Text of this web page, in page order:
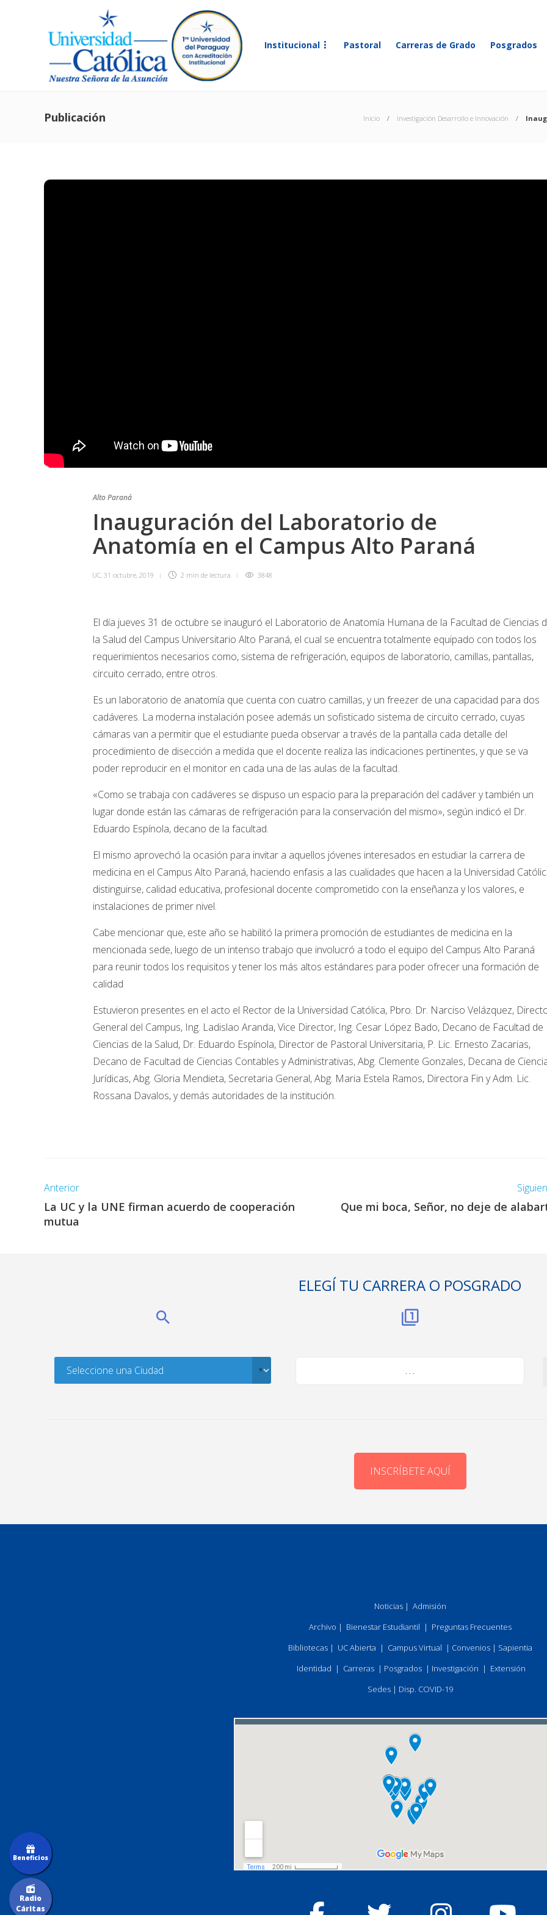
Institucional Pastoral Carreras de Grado Posgrados
Publicación Inicio Investigación Desarrollo e Innovación
Alto Paraná
Inauguración del Laboratorio de
Anatomía en el Campus Alto Paraná
UC, 31 octubre, 2019 2 min de lectura 3848
El día jueves 31 de octubre se inauguró el Laboratorio de Anatomía Humana de la Facultad de Ciencias
la Salud del Campus Universitario Alto Paraná, el cual se encuentra totalmente equipado con todos los
requerimientos necesarios como, sistema de refrigeración, equipos de laboratorio, camillas, pantallas,
circuito cerrado, entre otros.
Es un laboratorio de anatomía que cuenta con cuatro camillas, y un freezer de una capacidad para dos
cadáveres. La moderna instalación posee además un sofisticado sistema de circuito cerrado, cuyas
cámaras van a permitir que el estudiante pueda observar a través de la pantalla cada detalle del
procedimiento de disección a medida que el docente realiza las indicaciones pertinentes, y que se va
poder reproducir en el monitor en cada una de las aulas de la facultad.
«Como se trabaja con cadáveres se dispuso un espacio para la preparación del cadáver y también un
lugar donde están las cámaras de refrigeración para la conservación del mismo», según indicó el Dr.
Eduardo Espínola, decano de la facultad.
El mismo aprovechó la ocasión para invitar a aquellos jóvenes interesados en estudiar la carrera de
medicina en el Campus Alto Paraná, haciendo enfasis a las cualidades que hacen a la Universidad
distinguirse, calidad educativa, profesional docente comprometido con la enseñanza y los valores, e
instalaciones de primer nivel.
Cabe mencionar que, este año se habilitó la primera promoción de estudiantes de medicina en la
mencionada sede, luego de un intenso trabajo que involucró a todo el equipo del Campus Alto Paraná
para reunir todos los requisitos y tener los más altos estándares para poder ofrecer una formación de
calidad
Estuvieron presentes en el acto el Rector de la Universidad Católica, Pbro. Dr. Narciso Velázquez,
General del Campus, Ing. Ladislao Aranda, Vice Director, Ing. Cesar López Bado, Decano de Facultad de
Ciencias de la Salud, Dr. Eduardo Espínola, Director de Pastoral Universitaria, P. Lic. Ernesto Zacarias,
Decano de Facultad de Ciencias Contables y Administrativas, Abg. Clemente Gonzales, Decana de
Jurídicas, Abg. Gloria Mendieta, Secretaria General, Abg. Maria Estela Ramos, Directora Fin y Adm. Lic.
Rossana Davalos, y demás autoridades de la institución.
Anterior
La UC y la UNE firman acuerdo de cooperación
mutua
Que mi boca, Señor, no deje de
ELEGÍ TU CARRERA O POSGRADO
. . .
INSCRÍBETE AQUÍ
Noticias| Admisión
Archivo | Bienestar Estudiantil | Preguntas Frecuentes
Bibliotecas| UC Abierta | Campus Virtual | Convenios| Sapientia
Identidad | Carreras| Posgrados| Investigación | Extensión
Sedes| Disp. COVID-19
Radio
Cáritas
Beneficios